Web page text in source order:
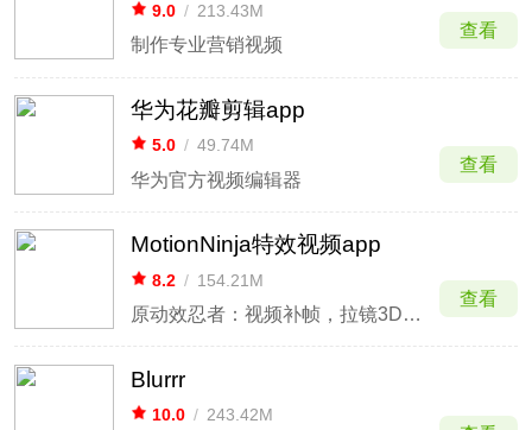
9.0 / 213.43M
制作专业营销视频
查看
华为花瓣剪辑app
5.0 / 49.74M
华为官方视频编辑器
查看
MotionNinja特效视频app
8.2 / 154.21M
原动效忍者：视频补帧，拉镜3D特效
查看
Blurrr
10.0 / 243.42M